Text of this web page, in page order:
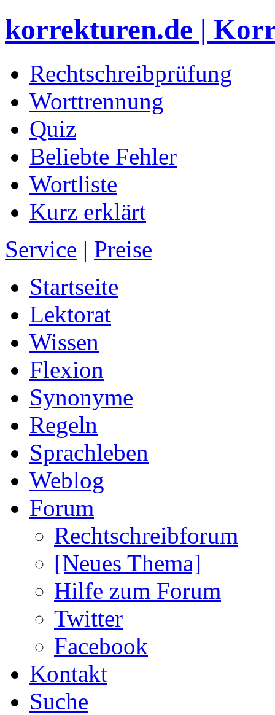
korrekturen.de |
Rechtschreibprüfung
Worttrennung
Quiz
Beliebte Fehler
Wortliste
Kurz erklärt
Service | Preise
Startseite
Lektorat
Wissen
Flexion
Synonyme
Regeln
Sprachleben
Weblog
Forum
Rechtschreibforum
[Neues Thema]
Hilfe zum Forum
Twitter
Facebook
Kontakt
Suche